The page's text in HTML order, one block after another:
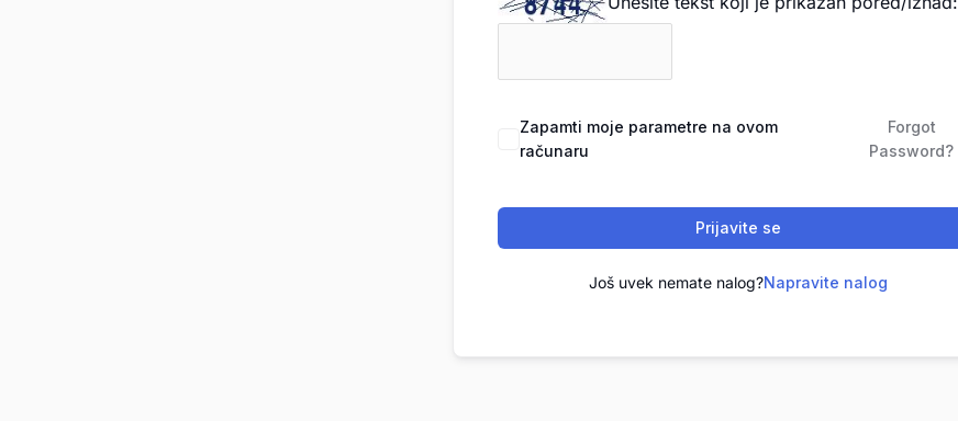
Zapamti moje parametre na ovom
računaru
Forgot
Password?
Prijavite se
Još uvek nemate nalog?Napravite nalog